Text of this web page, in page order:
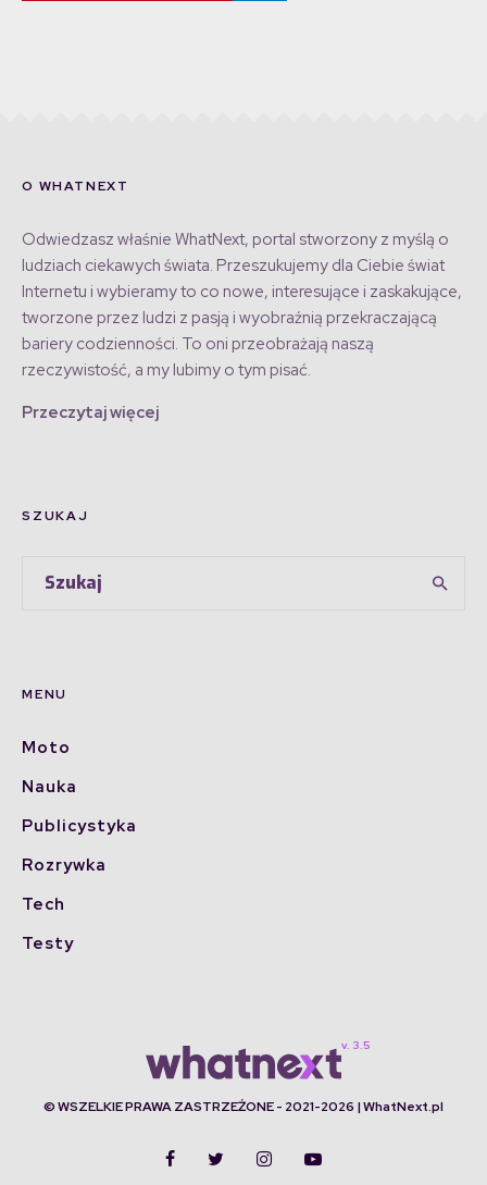
O WHATNEXT
Odwiedzasz właśnie WhatNext, portal stworzony z myślą o
ludziach ciekawych świata. Przeszukujemy dla Ciebie świat
Internetu i wybieramy to co nowe, interesujące i zaskakujące,
tworzone przez ludzi z pasją i wyobraźnią przekraczającą
bariery codzienności. To oni przeobrażają naszą
rzeczywistość, a my lubimy o tym pisać.
Przeczytaj więcej
SZUKAJ
MENU
Moto
Nauka
Publicystyka
Rozrywka
Tech
Testy
© WSZELKIE PRAWA ZASTRZEŻONE - 2021-2026 | WhatNext.pl